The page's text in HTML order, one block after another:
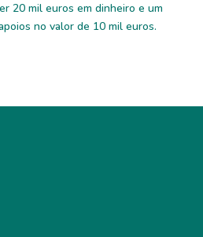
20 mil euros em dinheiro e um
no valor de 10 mil euros.